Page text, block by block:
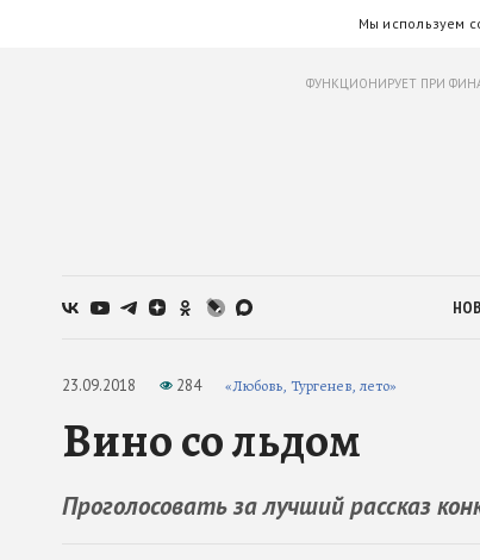
Мы используем
ФУНКЦИОНИРУЕТ ПРИ
23.09.2018 284 «Любовь, Тургенев, лето»
Вино со льдом
Проголосовать за лучший рассказ